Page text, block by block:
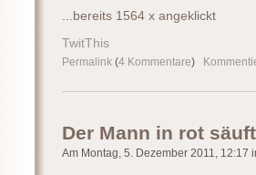
...bereits 1564 x angeklickt
TwitThis
Permalink (4 Kommentare)
Der Mann in rot säuft
Am Montag, 5. Dezember 2011, 12:17